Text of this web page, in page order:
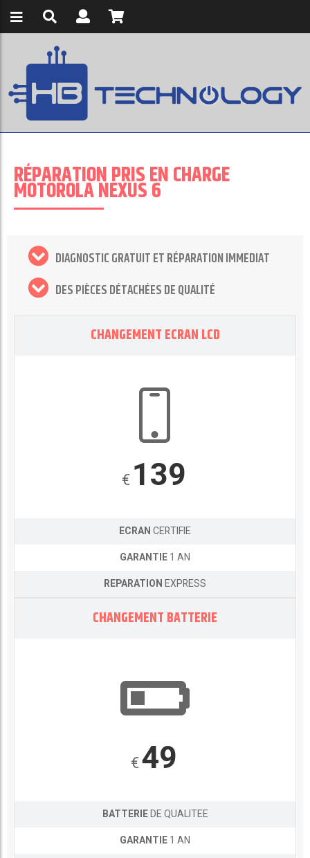
RÉPARATION PRIS EN CHARGE
MOTOROLA NEXUS 6
DIAGNOSTIC GRATUIT ET RÉPARATION IMMEDIAT
DES PIÈCES DÉTACHÉES DE QUALITÉ
CHANGEMENT ECRAN LCD
€139
ECRANCERTIFIE
GARANTIE1 AN
REPARATIONEXPRESS
CHANGEMENT BATTERIE
€49
BATTERIEDE QUALITEE
GARANTIE1 AN